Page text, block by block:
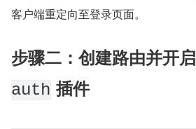
客户端重定向至登录页面。
步骤二：创建路由并开启
auth 插件